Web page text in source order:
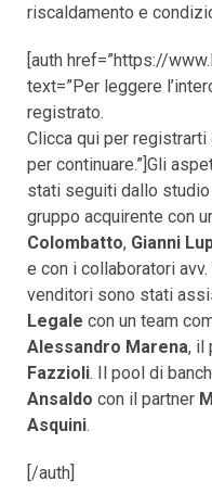
riscaldamento e
[auth href=”https://
text=”Per leggere
registrato.
Clicca qui per
per continuare.”]Gli
stati seguiti dallo studio
gruppo acquirente con
Colombatto, Gianni
e con i collaboratori avv.
venditori sono stati
Legale con un team
Alessandro Marena, il
Fazzioli. Il pool di
Ansaldo con il partner
Asquini.
[/auth]